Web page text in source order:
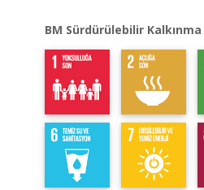
BM Sürdürülebilir Kalkınma